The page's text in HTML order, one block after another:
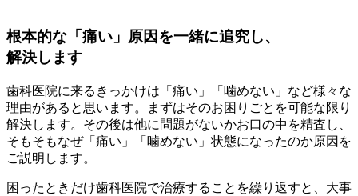
根本的な「痛い」原因を一緒に追究し、
解決します
歯科医院に来るきっかけは「痛い」「噛めない」など様々な
理由があると思います。まずはそのお困りごとを可能な限り
解決します。その後は他に問題がないかお口の中を精査し、
そもそもなぜ「痛い」「噛めない」状態になったのか原因を
ご説明します。
困ったときだけ歯科医院で治療することを繰り返すと、大事